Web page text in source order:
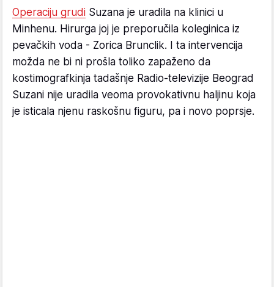
Operaciju grudi Suzana je uradila na klinici u
Minhenu. Hirurga joj je preporučila koleginica iz
pevačkih voda - Zorica Brunclik. I ta intervencija
možda ne bi ni prošla toliko zapaženo da
kostimografkinja tadašnje Radio-televizije Beograd
Suzani nije uradila veoma provokativnu haljinu koja
je isticala njenu raskošnu figuru, pa i novo poprsje.